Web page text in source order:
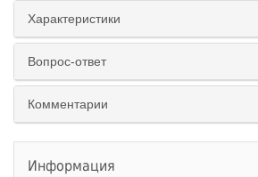
Характеристики
Вопрос-ответ
Комментарии
Информация